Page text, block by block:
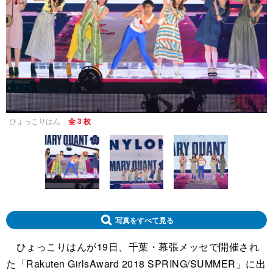
ひょっこりはん 全 3 枚
写真をすべて見る
ひょっこりはんが19日、千葉・幕張メッセで開催され
た「Rakuten GirlsAward 2018 SPRING/SUMMER」に出